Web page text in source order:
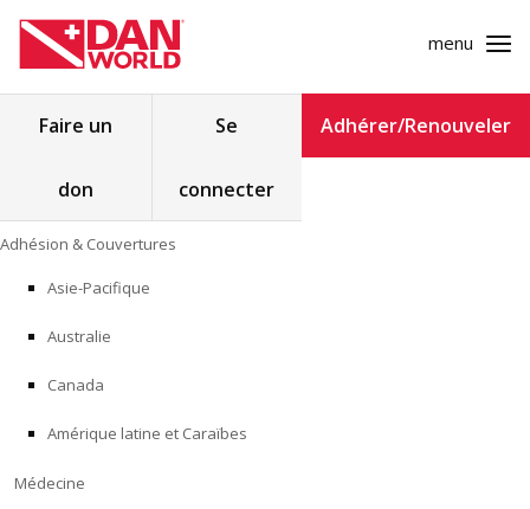
Skip
to
content
menu
ADHÉSION & COUVERTURES
RECHERCHE
FORMATION
Faire un
don
Se
connecter
Adhérer/Renouveler
Adhésion & Couvertures
Asie-Pacifique
Australie
Canada
Amérique latine et Caraïbes
Médecine